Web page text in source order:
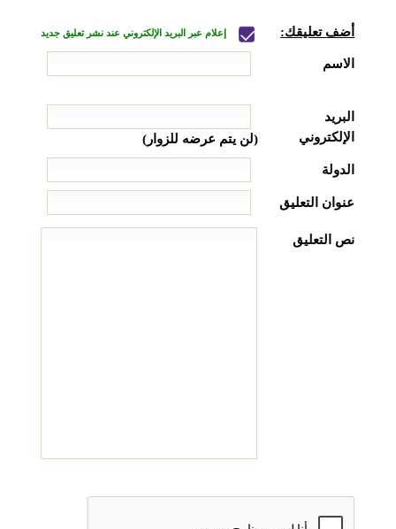
أضف تعليقك: إعلام عبر البريد الإلكتروني عند نشر تعليق جديد
الاسم
البريد
الإلكتروني
(لن يتم عرضه للزوار)
الدولة
عنوان التعليق
نص التعليق